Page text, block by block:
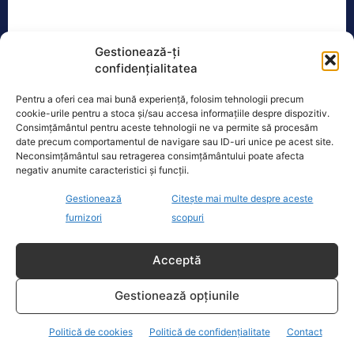
Gestionează-ți
confidențialitatea
Pentru a oferi cea mai bună experiență, folosim tehnologii precum
cookie-urile pentru a stoca și/sau accesa informațiile despre dispozitiv.
Consimțământul pentru aceste tehnologii ne va permite să procesăm
date precum comportamentul de navigare sau ID-uri unice pe acest site.
Neconsimțământul sau retragerea consimțământului poate afecta
negativ anumite caracteristici și funcții.
Gestionează
furnizori
Citește mai multe despre aceste
scopuri
Acceptă
Gestionează opțiunile
Politică de cookies Politică de confidențialitate Contact
Oficiul de Știri
Cine este Petrică Paraschiv, campionul mondial care
execută 11 ani de…
Petrică Paraschiv, primul român care a
cucerit un titlu mondial la box
profesionist, este din nou în centrul
Guvernul României pregătește un plan de risc
energetic. Scenarii precum pandemii, cutremure și